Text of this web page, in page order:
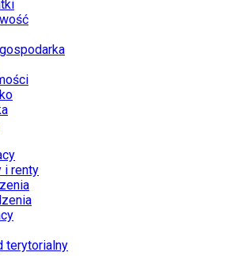
i renty
terytorialny